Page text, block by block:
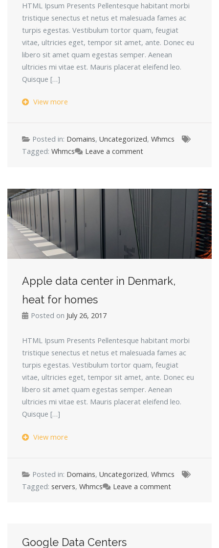
HTML Ipsum Presents Pellentesque habitant morbi
tristique senectus et netus et malesuada fames ac
turpis egestas. Vestibulum tortor quam, feugiat
vitae, ultricies eget, tempor sit amet, ante. Donec eu
libero sit amet quam egestas semper. Aenean
ultricies mi vitae est. Mauris placerat eleifend leo.
Quisque […]
View more
Posted in: Domains, Uncategorized, Whmcs
Tagged: Whmcs Leave a comment
Apple data center in Denmark,
heat for homes
Posted on July 26, 2017
HTML Ipsum Presents Pellentesque habitant morbi
tristique senectus et netus et malesuada fames ac
turpis egestas. Vestibulum tortor quam, feugiat
vitae, ultricies eget, tempor sit amet, ante. Donec eu
libero sit amet quam egestas semper. Aenean
ultricies mi vitae est. Mauris placerat eleifend leo.
Quisque […]
View more
Posted in: Domains, Uncategorized, Whmcs
Tagged: servers, Whmcs Leave a comment
Google Data Centers